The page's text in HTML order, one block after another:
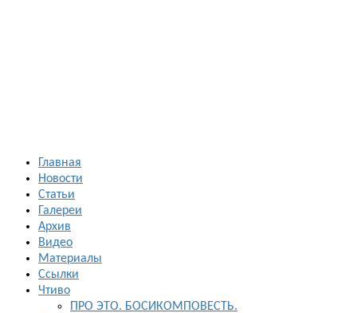
Главная
Новости
Статьи
Галереи
Архив
Видео
Материалы
Ссылки
Чтиво
ПРО ЭТО. БОСИКОМПОВЕСТЬ.